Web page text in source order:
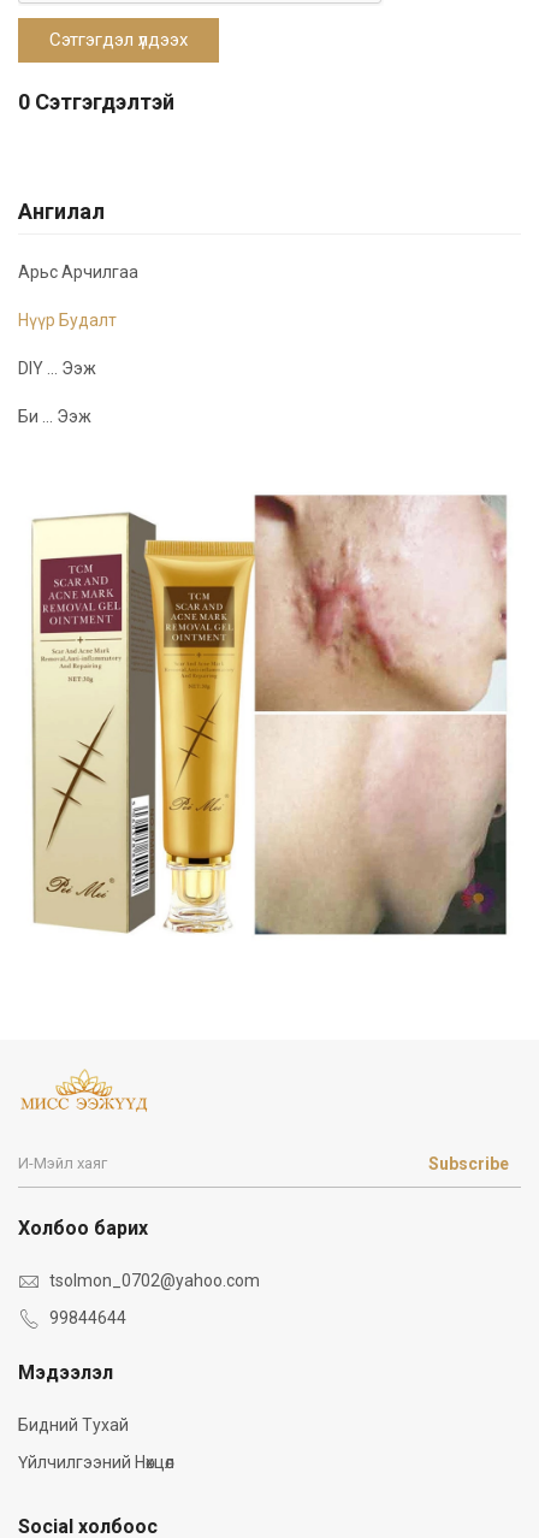
Ангилал
Арьс Арчилгаа
Нүүр Будалт
DIY ... Ээж
Би ... Ээж
0 Сэтгэгдэлтэй
Subscribe
Холбоо барих
tsolmon_0702@yahoo.com
99844644
Мэдээлэл
Бидний Тухай
Үйлчилгээний Нөхцөл
Social холбоос